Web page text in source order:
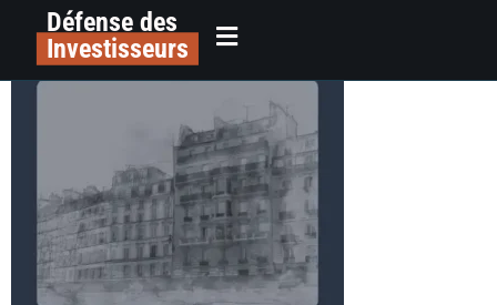
principalDéfense des
Investisseurs
Blog COLMAN